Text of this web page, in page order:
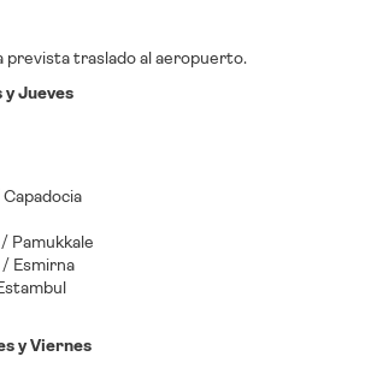
prevista traslado al aeropuerto.
y Jueves
Pamukkale
/ Esmirna
y Viernes